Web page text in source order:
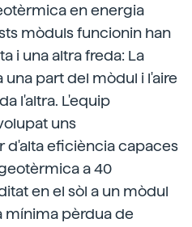
en energia
mòduls funcionin han
i una altra freda: La
una part del mòdul i l'aire
l'altra. L'equip
uns
d'alta eficiència capaces
a 40
en el sòl a un mòdul
pèrdua de